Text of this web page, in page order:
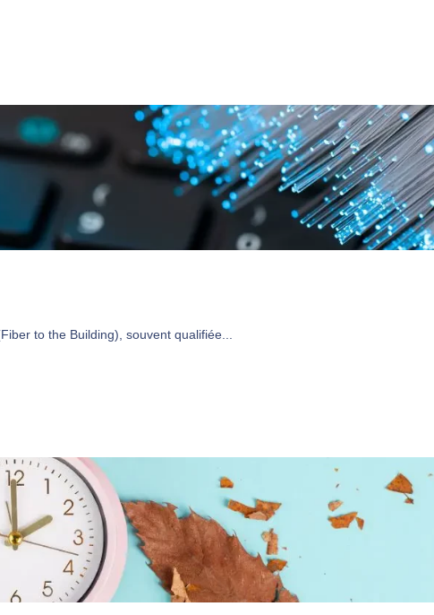
to the Building), souvent qualifiée...